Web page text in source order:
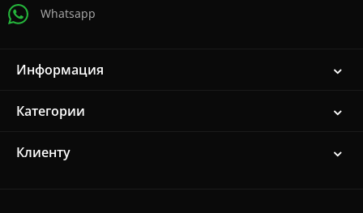
Whatsapp
Информация
Категории
Клиенту